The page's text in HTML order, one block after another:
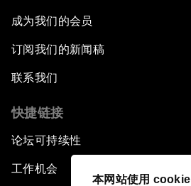
本网站使用 cookie
成为我们的会员
订阅我们的新闻稿
联系我们
快捷链接
论坛可持续性
工作机会